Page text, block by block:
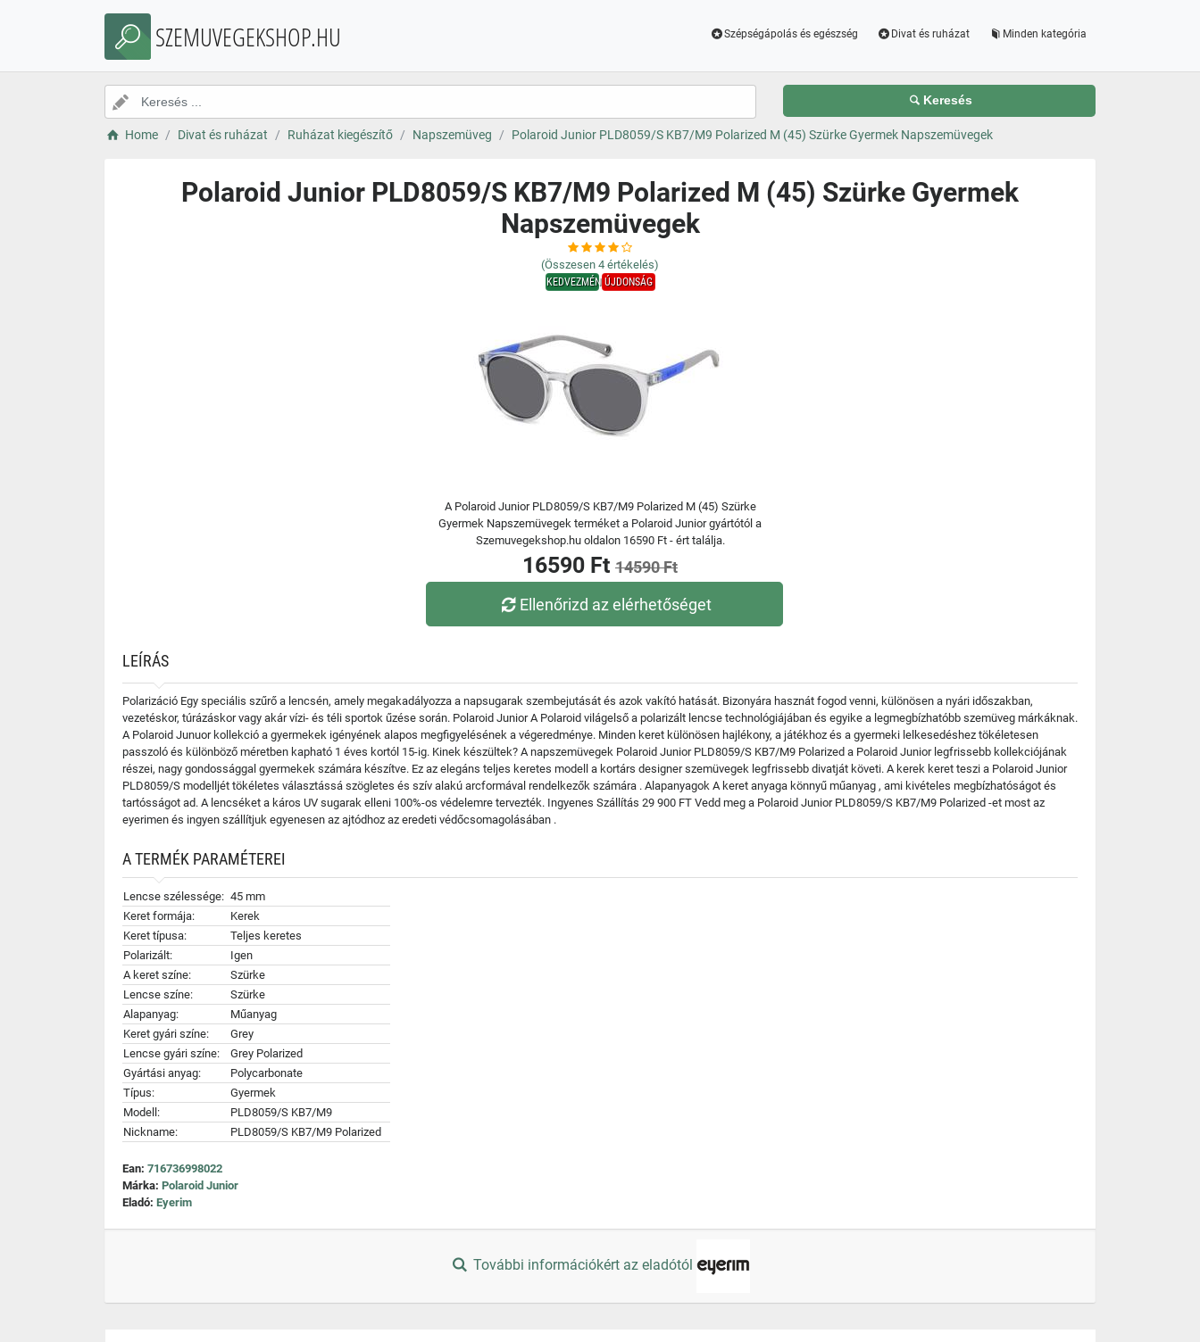
SZEMUVEGEKSHOP.HU Szépségápolás és egészség Divat és ruházat Minden kategória
Keresés
Home Divat és ruházat Ruházat kiegészítő Napszemüveg Polaroid Junior PLD8059/S KB7/M9 Polarized M (45) Szürke Gyermek Napszemüvegek
Polaroid Junior PLD8059/S KB7/M9 Polarized M (45) Szürke Gyermek
Napszemüvegek
(Összesen 4 értékelés)
KEDVEZMÉNYÚJDONSÁG
A Polaroid Junior PLD8059/S KB7/M9 Polarized M (45) Szürke
Gyermek Napszemüvegek terméket a Polaroid Junior gyártótól a
Szemuvegekshop.hu oldalon 16590 Ft - ért találja.
16590 Ft 14590 Ft
Ellenőrizd az elérhetőséget
LEÍRÁS
Polarizáció Egy speciális szűrő a lencsén, amely megakadályozza a napsugarak szembejutását és azok vakító hatását. Bizonyára hasznát fogod venni, különösen a nyári időszakban,
vezetéskor, túrázáskor vagy akár vízi- és téli sportok űzése során. Polaroid Junior A Polaroid világelső a polarizált lencse technológiájában és egyike a legmegbízhatóbb szemüveg márkáknak.
A Polaroid Junuor kollekció a gyermekek igényének alapos megfigyelésének a végeredménye. Minden keret különösen hajlékony, a játékhoz és a gyermeki lelkesedéshez tökéletesen
passzoló és különböző méretben kapható 1 éves kortól 15-ig. Kinek készültek? A napszemüvegek Polaroid Junior PLD8059/S KB7/M9 Polarized a Polaroid Junior legfrissebb kollekciójának
részei, nagy gondossággal gyermekek számára készítve. Ez az elegáns teljes keretes modell a kortárs designer szemüvegek legfrissebb divatját követi. A kerek keret teszi a Polaroid Junior
PLD8059/S modelljét tökéletes választássá szögletes és szív alakú arcformával rendelkezők számára . Alapanyagok A keret anyaga könnyű műanyag , ami kivételes megbízhatóságot és
tartósságot ad. A lencséket a káros UV sugarak elleni 100%-os védelemre tervezték. Ingyenes Szállítás 29 900 FT Vedd meg a Polaroid Junior PLD8059/S KB7/M9 Polarized -et most az
eyerimen és ingyen szállítjuk egyenesen az ajtódhoz az eredeti védőcsomagolásában .
A TERMÉK PARAMÉTEREI
Lencse szélessége: 45 mm
Keret formája:
Kerek
Keret típusa:
Teljes keretes
Polarizált:
Igen
A keret színe:
Szürke
Lencse színe:
Szürke
Alapanyag:
Műanyag
Keret gyári színe:
Grey
Lencse gyári színe:
Grey Polarized
Gyártási anyag:
Polycarbonate
Típus:
Gyermek
Modell:
PLD8059/S KB7/M9
Nickname:
PLD8059/S KB7/M9 Polarized
Ean: 716736998022
Márka: Polaroid Junior
Eladó: Eyerim
További információkért az eladótól